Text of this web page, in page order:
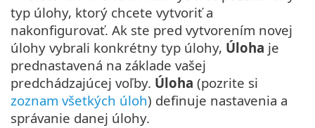
typ úlohy, ktorý chcete vytvoriť a
nakonfigurovať. Ak ste pred vytvorením novej
úlohy vybrali konkrétny typ úlohy, Úloha je
prednastavená na základe vašej
predchádzajúcej voľby. Úloha (pozrite si
zoznam všetkých úloh) definuje nastavenia a
správanie danej úlohy.